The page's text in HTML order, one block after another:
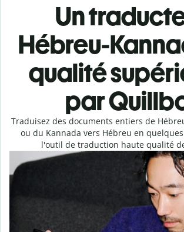
Un
Hébreu-
qualité
par
Traduisez des documents entiers de
ou du Kannada vers Hébreu en
l'outil de traduction haute qualité